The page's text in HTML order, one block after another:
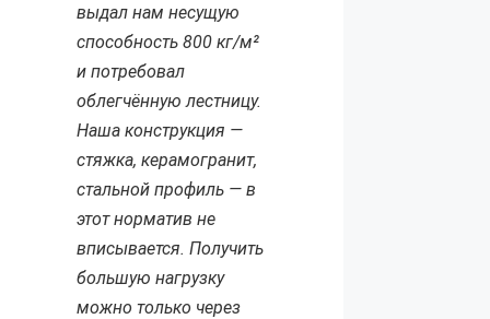
выдал нам несущую
способность 800 кг/м²
и потребовал
облегчённую лестницу.
Наша конструкция —
стяжка, керамогранит,
стальной профиль — в
этот норматив не
вписывается. Получить
большую нагрузку
можно только через